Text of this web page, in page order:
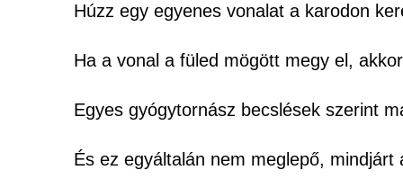
Húzz egy egyenes vonalat a karodon
Ha a vonal a füled mögött megy el,
Egyes gyógytornász becslések szerint
És ez egyáltalán nem meglepő,